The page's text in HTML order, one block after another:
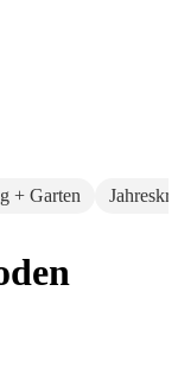
+ Garten